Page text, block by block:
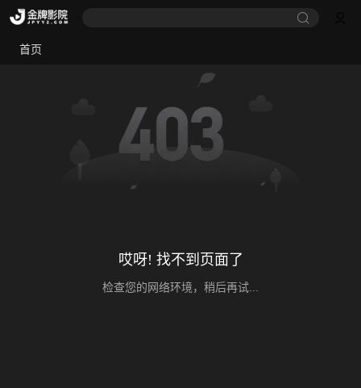
首页
哎呀! 找不到页面了
检查您的网络环境，稍后再试...